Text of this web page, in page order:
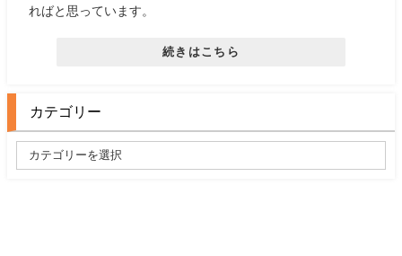
ればと思っています。
続きはこちら
カテゴリー